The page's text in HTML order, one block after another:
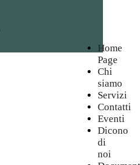
Home
Page
Chi
siamo
Servizi
Contatti
Eventi
Dicono
di
noi